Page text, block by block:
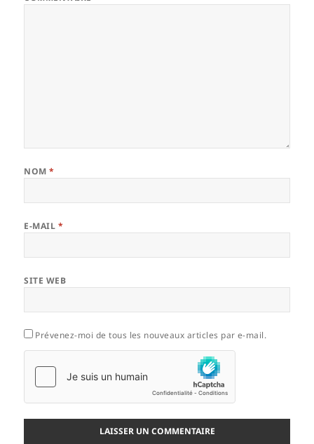
NOM*
E-MAIL *
SITE WEB
Prévenez-moi de tous les nouveaux articles par e-mail.